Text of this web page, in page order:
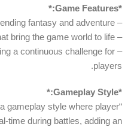
*Game Features:*
– Gripping story blending fantasy and adventure.
– Beautiful graphics that bring the game world to life.
a continuous challenge for
players.
*Gameplay Style:*
a gameplay style where player
time during battles, adding an